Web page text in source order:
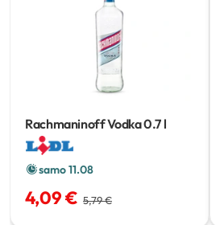
Rachmaninoff Vodka0.7 l
samo 11.08
4,09 € 5,79 €